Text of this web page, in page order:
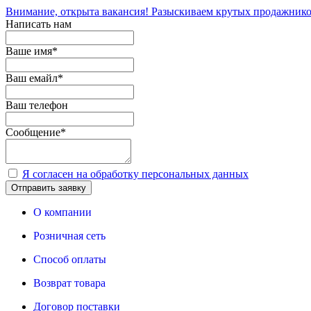
Внимание, открыта вакансия! Разыскиваем крутых
Написать нам
Ваше имя*
Ваш емайл*
Ваш телефон
Сообщение*
Я согласен на обработку персональных данных
Отправить заявку
О компании
Розничная сеть
Способ оплаты
Возврат товара
Договор поставки